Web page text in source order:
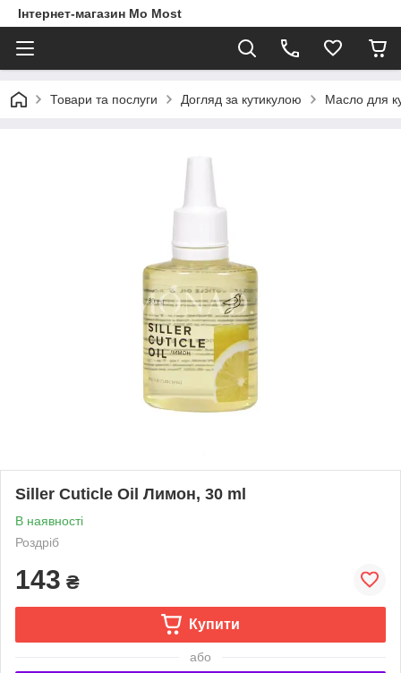
Інтернет-магазин Mo Most
Товари та послуги Догляд за кутикулою Масло для
Siller Cuticle Oil Лимон, 30 ml
В наявності
Роздріб
143 ₴
Купити
або